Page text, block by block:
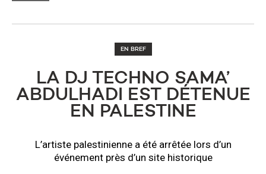
EN BREF
LA DJ TECHNO SAMA’
ABDULHADI EST DÉTENUE
EN PALESTINE
L’artiste palestinienne a été arrêtée lors d’un
événement près d’un site historique